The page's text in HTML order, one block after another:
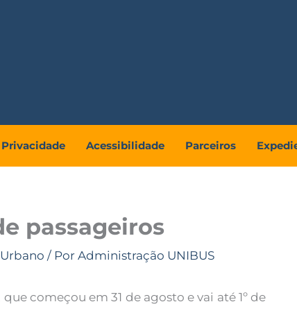
Privacidade Acessibilidade Parceiros
passageiros
Urbano / Por Administração UNIBUS
começou em 31 de agosto e vai até 1º de